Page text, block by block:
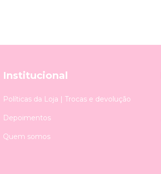
Institucional
Políticas da Loja | Trocas e devolução
Depoimentos
Quem somos